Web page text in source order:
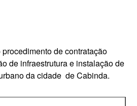
de contratação
de infraestrutura e instalação de
da cidade de Cabinda.